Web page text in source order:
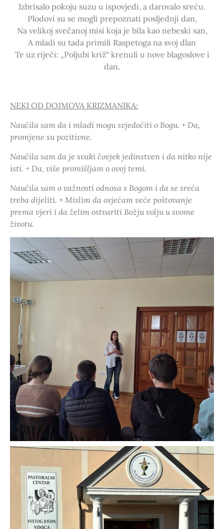
Izbrisalo pokoju suzu u ispovjedi, a darovalo sreću.
Plodovi su se mogli prepoznati posljednji dan,
Na velikoj svečanoj misi koja je bila kao nebeski san,
A mladi su tada primili Raspetoga na svoj dlan
Te uz riječi: „Poljubi križ“ krenuli u nove blagoslove i
dan.
NEKI OD DOJMOVA KRIZMANIKA:
Naučila sam da i mladi mogu svjedočiti o Bogu. + Da,
promjene su pozitivne.
Naučila sam da je svaki čovjek jedinstven i da nitko nije
isti. + Da, više promišljam o ovoj temi.
Naučila sam o važnosti odnosa s Bogom i da se sreća
treba dijeliti. + Mislim da osjećam veće poštovanje
prema vjeri i da želim ostvariti Božju volju u svome
životu.